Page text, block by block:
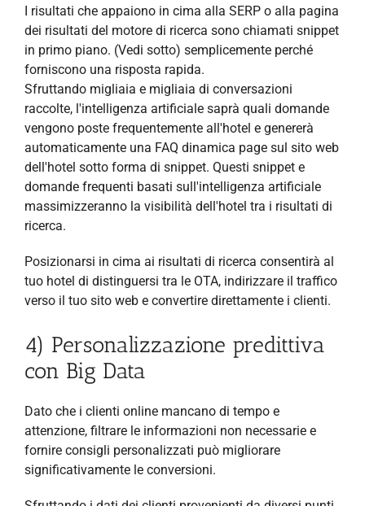
I risultati che appaiono in cima alla SERP o alla pagina
dei risultati del motore di ricerca sono chiamati snippet
in primo piano. (Vedi sotto) semplicemente perché
forniscono una risposta rapida.
Sfruttando migliaia e migliaia di conversazioni
raccolte, l'intelligenza artificiale saprà quali domande
vengono poste frequentemente all'hotel e genererà
automaticamente una FAQ dinamica page sul sito web
dell'hotel sotto forma di snippet. Questi snippet e
domande frequenti basati sull'intelligenza artificiale
massimizzeranno la visibilità dell'hotel tra i risultati di
ricerca.
Posizionarsi in cima ai risultati di ricerca consentirà al
tuo hotel di distinguersi tra le OTA, indirizzare il traffico
verso il tuo sito web e convertire direttamente i clienti.
4) Personalizzazione predittiva
con Big Data
Dato che i clienti online mancano di tempo e
attenzione, filtrare le informazioni non necessarie e
fornire consigli personalizzati può migliorare
significativamente le conversioni.